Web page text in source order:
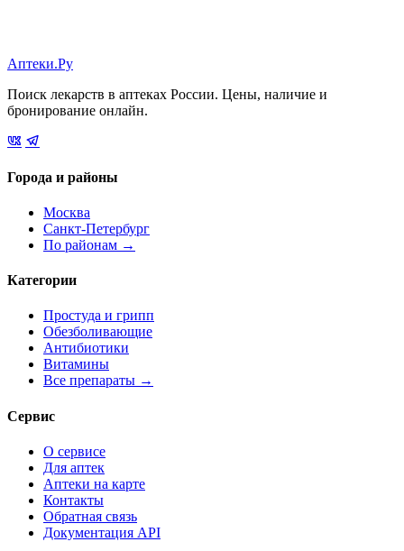
Аптеки.Ру
Поиск лекарств в аптеках России. Цены, наличие и
бронирование онлайн.
Города и районы
Москва
Санкт-Петербург
По районам →
Категории
Простуда и грипп
Обезболивающие
Антибиотики
Витамины
Все препараты →
Сервис
О сервисе
Для аптек
Аптеки на карте
Контакты
Обратная связь
Документация API